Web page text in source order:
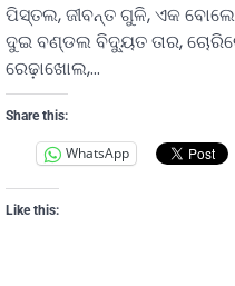
ପିସ୍ତଲ, ଜୀବନ୍ତ ଗୁଳି, ଏକ
ଦୁଇ ବଣ୍ଡଲ ବିଦ୍ୟୁତ ତାର,
ରେଢ଼ାଖୋଲ,…
Share this:
WhatsApp
Like this: